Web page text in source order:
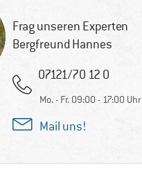
Frag unseren Experten
Bergfreund Hannes
07121/70 12 0
Mo. - Fr. 09:00 - 17:00 Uhr
Mail uns!